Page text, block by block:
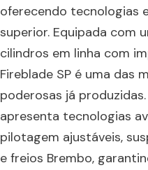
oferecendo tecnologias
superior. Equipada com
cilindros em linha com
Fireblade SP é uma das
poderosas já
apresenta tecnologias
pilotagem ajustáveis,
e freios Brembo,